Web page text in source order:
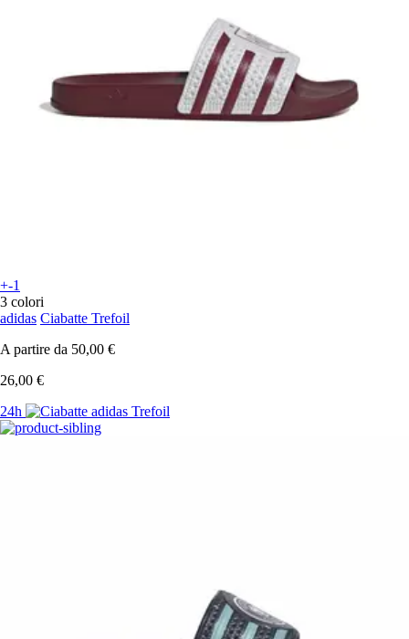
+-1
3 colori
adidas Ciabatte Trefoil
A partire da 50,00 €
26,00 €
24h